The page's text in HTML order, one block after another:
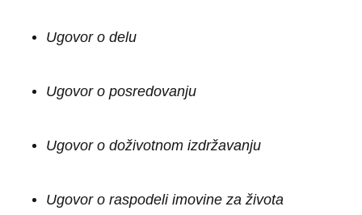
Ugovor o delu
Ugovor o posredovanju
Ugovor o doživotnom izdržavanju
Ugovor o raspodeli imovine za života